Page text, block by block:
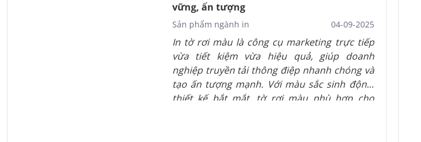
vững, ấn tượng
Sản phẩm ngành in 04-09-2025
In tờ rơi màu là công cụ marketing trực tiếp
vừa tiết kiệm vừa hiệu quả, giúp doanh
nghiệp truyền tải thông điệp nhanh chóng và
tạo ấn tượng mạnh. Với màu sắc sinh động,
thiết kế bắt mắt, tờ rơi màu phù hợp cho